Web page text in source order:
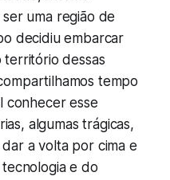
uma região de
decidiu embarcar
território dessas
tempo
conhecer esse
algumas trágicas,
a volta por cima e
e do